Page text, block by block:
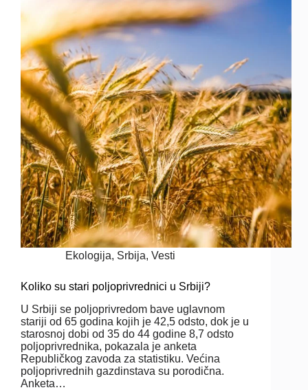
Ekologija, Srbija,Vesti
Koliko su stari poljoprivrednici u Srbiji?
U Srbiji se poljoprivredom bave uglavnom
stariji od 65 godina kojih je 42,5 odsto, dok je u
starosnoj dobi od 35 do 44 godine 8,7 odsto
poljoprivrednika, pokazala je anketa
Republičkog zavoda za statistiku. Većina
poljoprivrednih gazdinstava su porodična.
Anketa…